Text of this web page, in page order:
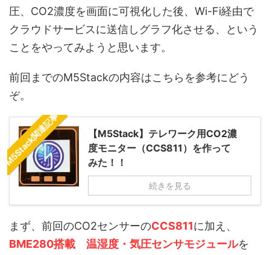
圧、CO2濃度を画面に可視化した後、Wi-Fi経由で
クラウドサービスに送信しグラフ化させる、という
ことをやってみようと思います。
前回までのM5Stackの内容はこちらを参考にどう
ぞ。
M5Stack関連記事
【M5Stack】テレワーク用CO2濃
度モニター（CCS811）を作って
みた！！
続きを見る
まず、前回のCO2センサーのCCS811に加え、
BME280搭載 温湿度・気圧センサモジュールを